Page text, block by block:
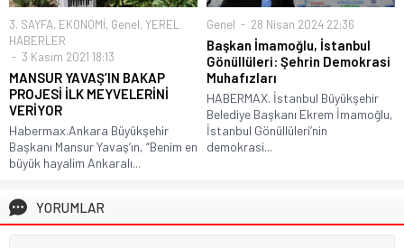
3. SAYFA, EKONOMİ, Genel, YEREL
HABERLER
3 Kasım 2021 18:13
MANSUR YAVAŞ’IN BAKAP
PROJESİ İLK MEYVELERİNİ
VERİYOR
Habermax.Ankara Büyükşehir
Başkanı Mansur Yavaş’ın, “Benim en
büyük hayalim Ankaralı...
Genel 28 Nisan 2024 22:36
Başkan İmamoğlu, İstanbul
Gönüllüleri: Şehrin Demokrasi
Muhafızları
HABERMAX. İstanbul Büyükşehir
Belediye Başkanı Ekrem İmamoğlu,
İstanbul Gönüllüleri’nin
demokrasi...
YORUMLAR